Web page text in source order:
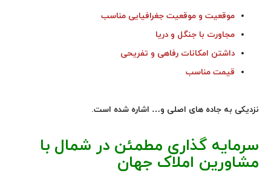
موقعیت و موقعیت جغرافیایی مناسب
مجاورت با جنگل و دریا
داشتن امکانات رفاهی و تفریحی
قیمت مناسب
نزدیکی به جاده های اصلی و… اشاره شده است.
سرمایه گذاری مطمئن در شمال با
مشاورین املاک جهان